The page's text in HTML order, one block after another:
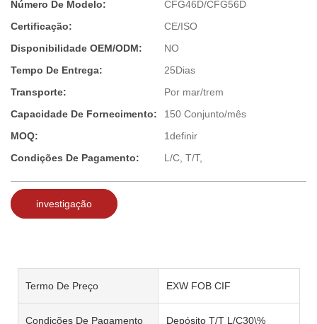
Número De Modelo:
CFG46D/CFG56D
Certificação:
CE/ISO
Disponibilidade OEM/ODM:
NO
Tempo De Entrega:
25Dias
Transporte:
Por mar/trem
Capacidade De Fornecimento:
150 Conjunto/mês
MOQ:
1definir
Condições De Pagamento:
L/C, T/T,
investigação
Termo De Preço EXW FOB CIF
Condições De Pagamento Depósito T/T L/C30\%